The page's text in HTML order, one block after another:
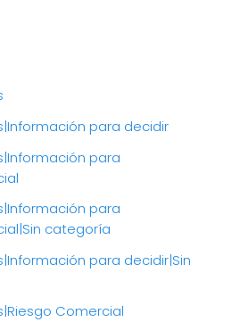
para decidir
para
para
categoría
para decidir|Sin
Comercial